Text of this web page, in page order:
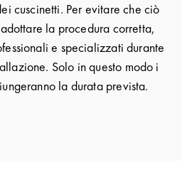
cuscinetti. Per evitare che ciò
la procedura corretta,
e specializzati durante
Solo in questo modo i
la durata prevista.